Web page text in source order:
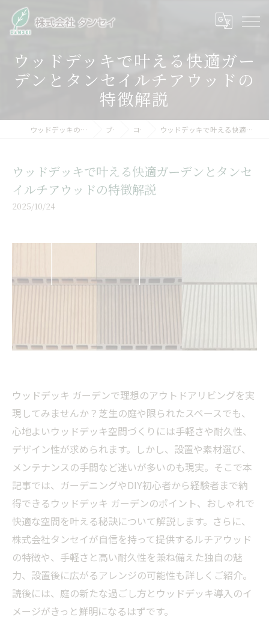
ウッドデッキで叶える快適ガー
デンとタンセイルチアウッドの
特徴解説
ウッドデッキの木材なら株式会社タンセイ ブログ コラム ウッドデッキで叶える快適ガーデンとタンセイルチアウッドの特徴解説
ウッドデッキで叶える快適ガーデンとタンセ
イルチアウッドの特徴解説
2025/10/24
ウッドデッキ ガーデンで理想のアウトドアリビングを実
現してみませんか？芝生の庭や限られたスペースでも、
心地よいウッドデッキ空間づくりには手軽さや耐久性、
デザイン性が求められます。しかし、設置や素材選び、
メンテナンスの手間など迷いが多いのも現実。そこで本
記事では、ガーデニングやDIY初心者から経験者まで納
得できるウッドデッキ ガーデンのポイント、おしゃれで
快適な空間を叶える秘訣について解説します。さらに、
株式会社タンセイが自信を持って提供するルチアウッド
の特徴や、手軽さと高い耐久性を兼ね備えた独自の魅
力、設置後に広がるアレンジの可能性も詳しくご紹介。
読後には、庭の新たな過ごし方とウッドデッキ導入のイ
メージがきっと鮮明になるはずです。